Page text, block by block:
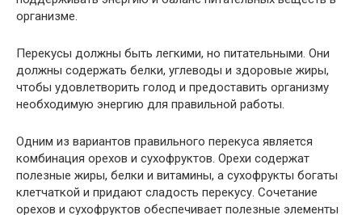
организме.
Перекусы должны быть легкими, но питательными. Они
должны содержать белки, углеводы и здоровые жиры,
чтобы удовлетворить голод и предоставить организму
необходимую энергию для правильной работы.
Одним из вариантов правильного перекуса является
комбинация орехов и сухофруктов. Орехи содержат
полезные жиры, белки и витамины, а сухофрукты богаты
клетчаткой и придают сладость перекусу. Сочетание
орехов и сухофруктов обеспечивает полезные элементы